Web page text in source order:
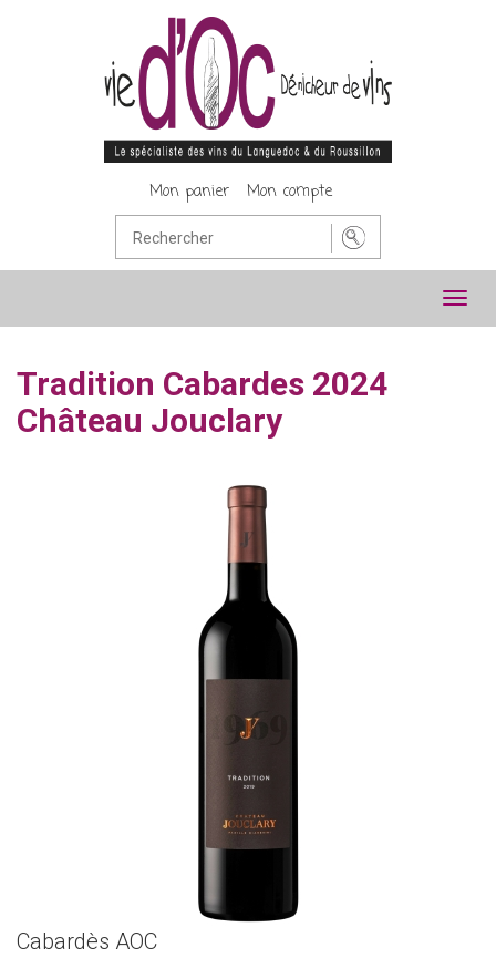
Mon panier Mon compte
Tradition Cabardes 2024
Château Jouclary
Cabardès AOC